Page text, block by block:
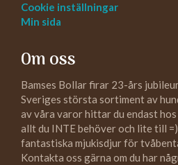
Cookie inställningar
Min sida
Om oss
Bamses Bollar firar 23-års
Sveriges största sortiment av
av våra varor hittar du endast
allt du INTE behöver och lite till
fantastiska mjukisdjur för
Kontakta oss gärna om du har